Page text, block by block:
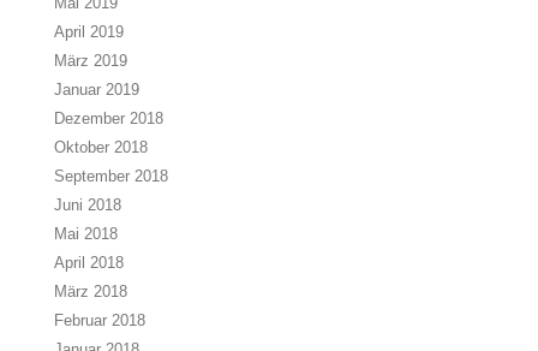
April 2019
März 2019
Januar 2019
Dezember 2018
Oktober 2018
September 2018
Juni 2018
Mai 2018
April 2018
März 2018
Februar 2018